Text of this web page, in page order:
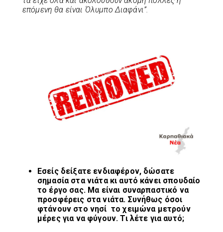
επόμενη θα είναι Όλυμπο Διαφάνι”.
Εσείς δείξατε ενδιαφέρον, δώσατε
σημασία στα νιάτα κι αυτό κάνει σπουδαίο
το έργο σας. Μα είναι συναρπαστικό να
προσφέρεις στα νιάτα. Συνήθως όσοι
φτάνουν στο νησί το χειμώνα μετρούν
μέρες για να φύγουν. Τι λέτε για αυτό;